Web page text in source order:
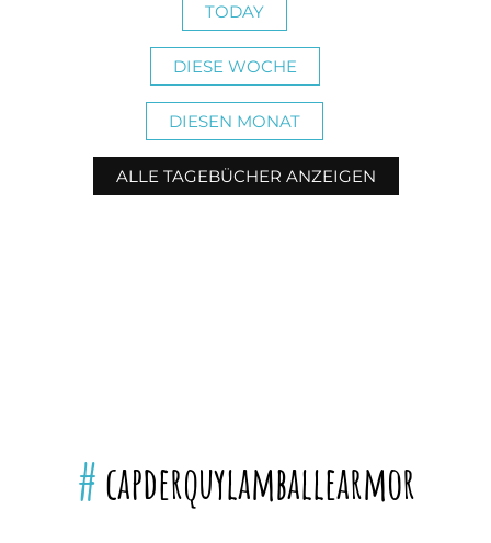
TODAY
DIESE WOCHE
DIESEN MONAT
ALLE TAGEBÜCHER ANZEIGEN
#capderquylamballearmor